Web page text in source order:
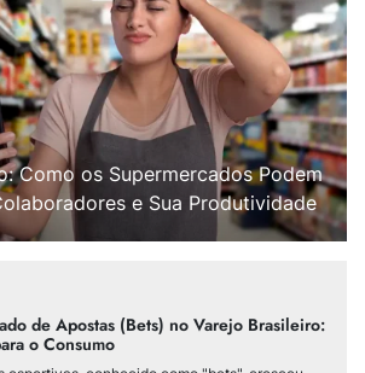
Como os Supermercados Podem
e Sua Produtividade
de Apostas (Bets) no Varejo Brasileiro:
o Consumo